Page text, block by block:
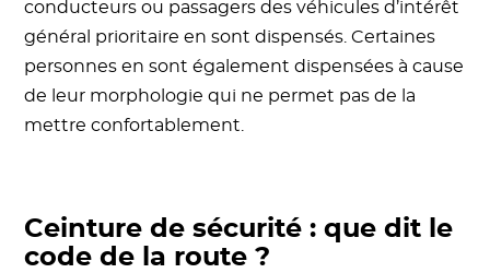
conducteurs ou passagers des véhicules d’intérêt
général prioritaire en sont dispensés. Certaines
personnes en sont également dispensées à cause
de leur morphologie qui ne permet pas de la
mettre confortablement.
Ceinture de sécurité : que dit le
code de la route ?